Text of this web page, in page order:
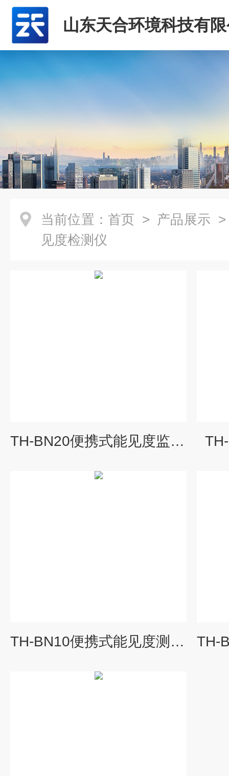
山东天合环境科技有
当前位置： 首页 > 产品展示
见度检测仪
TH-BN20便携式能见度监测仪
TH-BN10便携式能见度测量仪